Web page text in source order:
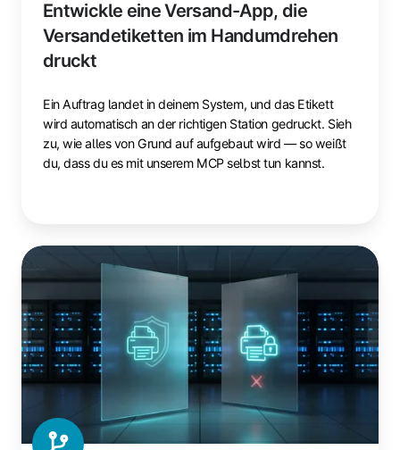
Entwickle eine Versand-App, die
Versandetiketten im Handumdrehen
druckt
Ein Auftrag landet in deinem System, und das Etikett
wird automatisch an der richtigen Station gedruckt. Sieh
zu, wie alles von Grund auf aufgebaut wird — so weißt
du, dass du es mit unserem MCP selbst tun kannst.
Windows
Protected
Print-
Modus:
Was
du
wissen
(auf